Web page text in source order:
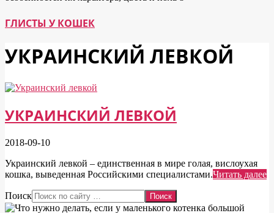
ГЛИСТЫ У КОШЕК
УКРАИНСКИЙ ЛЕВКОЙ
УКРАИНСКИЙ ЛЕВКОЙ
2018-09-10
Украинский левкой – единственная в мире голая, вислоухая
кошка, выведенная Российскими специалистами.Читать далее
Поиск